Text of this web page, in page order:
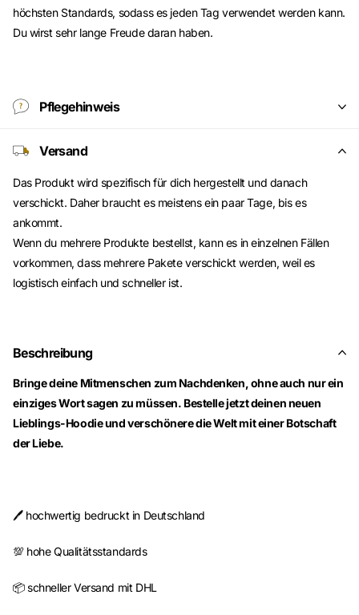
höchsten Standards, sodass es jeden Tag verwendet werden kann.
Du wirst sehr lange Freude daran haben.
Pflegehinweis
Versand
Das Produkt wird spezifisch für dich hergestellt und danach
verschickt. Daher braucht es meistens ein paar Tage, bis es
ankommt.
Wenn du mehrere Produkte bestellst, kann es in einzelnen Fällen
vorkommen, dass mehrere Pakete verschickt werden, weil es
logistisch einfach und schneller ist.
Beschreibung
Bringe deine Mitmenschen zum Nachdenken, ohne auch nur ein
einziges Wort sagen zu müssen. Bestelle jetzt deinen neuen
Lieblings-Hoodie und verschönere die Welt mit einer Botschaft
der Liebe.
🖊️ hochwertig bedruckt in Deutschland
💯 hohe Qualitätsstandards
📦 schneller Versand mit DHL